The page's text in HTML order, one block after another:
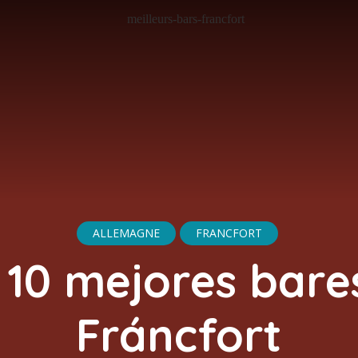
ALLEMAGNE FRANCFORT
mejores
Fráncfort